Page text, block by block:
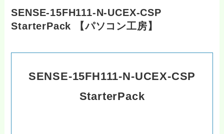
SENSE-15FH111-N-UCEX-CSP
StarterPack 【パソコン工房】
SENSE-15FH111-N-UCEX-CSP
StarterPack